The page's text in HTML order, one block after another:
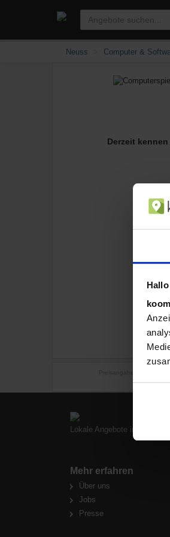
Neuss Computer &
Derzeit
Lokale Angebote in Deiner
Mehr erfahren
Über uns
Jobs
Presse